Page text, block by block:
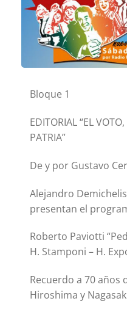
Bloque 1
EDITORIAL “EL
PATRIA”
De y por Gustavo
Alejandro
presentan el
Roberto Paviotti
H. Stamponi – H.
Recuerdo a 70 años
Hiroshima y